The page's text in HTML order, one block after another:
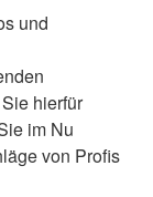
und
hierfür
im Nu
von Profis